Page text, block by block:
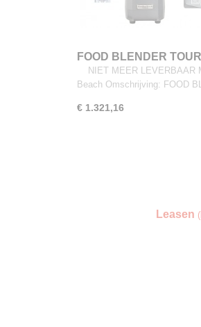
FOOD BLENDER
NIET MEER LEVERBAAR
Beach Omschrijving: FOOD
€ 1.321,16
Leasen